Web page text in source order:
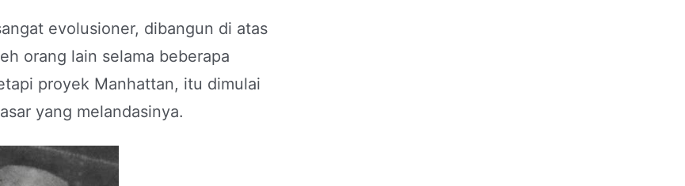
evolusioner, dibangun di atas
orang lain selama beberapa
proyek Manhattan, itu dimulai
yang melandasinya.